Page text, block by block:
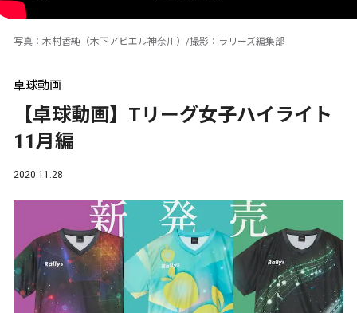
写真：木村香純（木下アビエル神奈川）/撮影：ラリーズ編集部
卓球動画
【卓球動画】Tリーグ女子ハイライト
11月編
2020.11.28